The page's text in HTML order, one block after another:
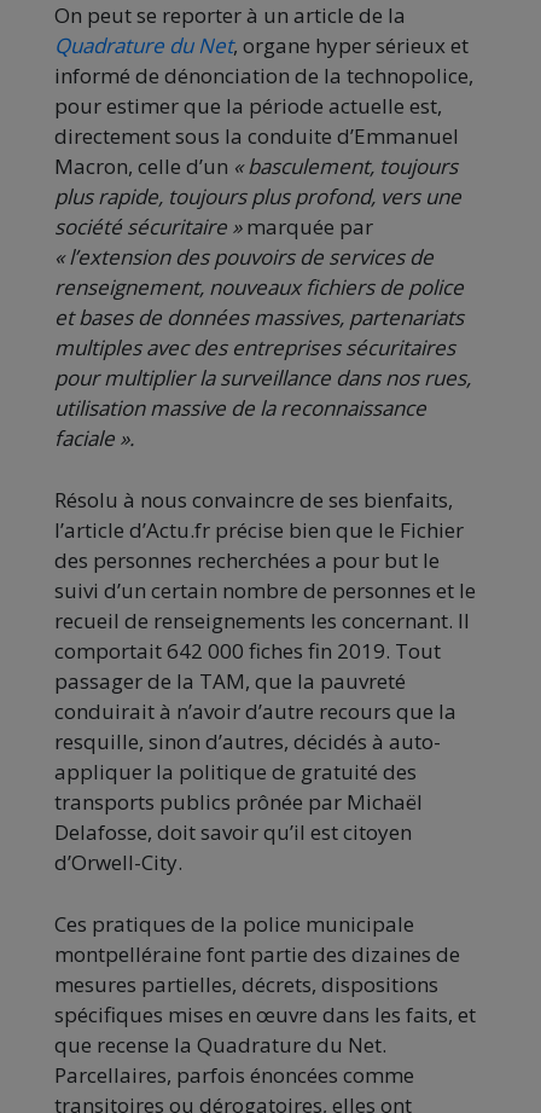
On peut se reporter à un article de la
Quadrature du Net, organe hyper sérieux et
informé de dénonciation de la technopolice,
pour estimer que la période actuelle est,
directement sous la conduite d’Emmanuel
Macron, celle d’un « basculement, toujours
plus rapide, toujours plus profond, vers une
société sécuritaire »marquée par
« l’extension des pouvoirs de services de
renseignement, nouveaux fichiers de police
et bases de données massives, partenariats
multiples avec des entreprises sécuritaires
pour multiplier la surveillance dans nos rues,
utilisation massive de la reconnaissance
faciale ».
Résolu à nous convaincre de ses bienfaits,
l’article d’Actu.fr précise bien que le Fichier
des personnes recherchées a pour but le
suivi d’un certain nombre de personnes et le
recueil de renseignements les concernant. Il
comportait 642 000 fiches fin 2019. Tout
passager de la TAM, que la pauvreté
conduirait à n’avoir d’autre recours que la
resquille, sinon d’autres, décidés à auto-
appliquer la politique de gratuité des
transports publics prônée par Michaël
Delafosse, doit savoir qu’il est citoyen
d’Orwell-City.
Ces pratiques de la police municipale
montpelléraine font partie des dizaines de
mesures partielles, décrets, dispositions
spécifiques mises en œuvre dans les faits, et
que recense la Quadrature du Net.
Parcellaires, parfois énoncées comme
transitoires ou dérogatoires, elles ont